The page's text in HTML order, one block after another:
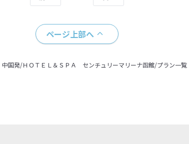
ページ上部へ
中国発/ＨＯＴＥＬ＆ＳＰＡ センチュリーマリーナ函館/プラン一覧